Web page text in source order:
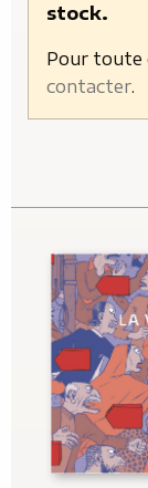
stock.
Pour toute
contacter.